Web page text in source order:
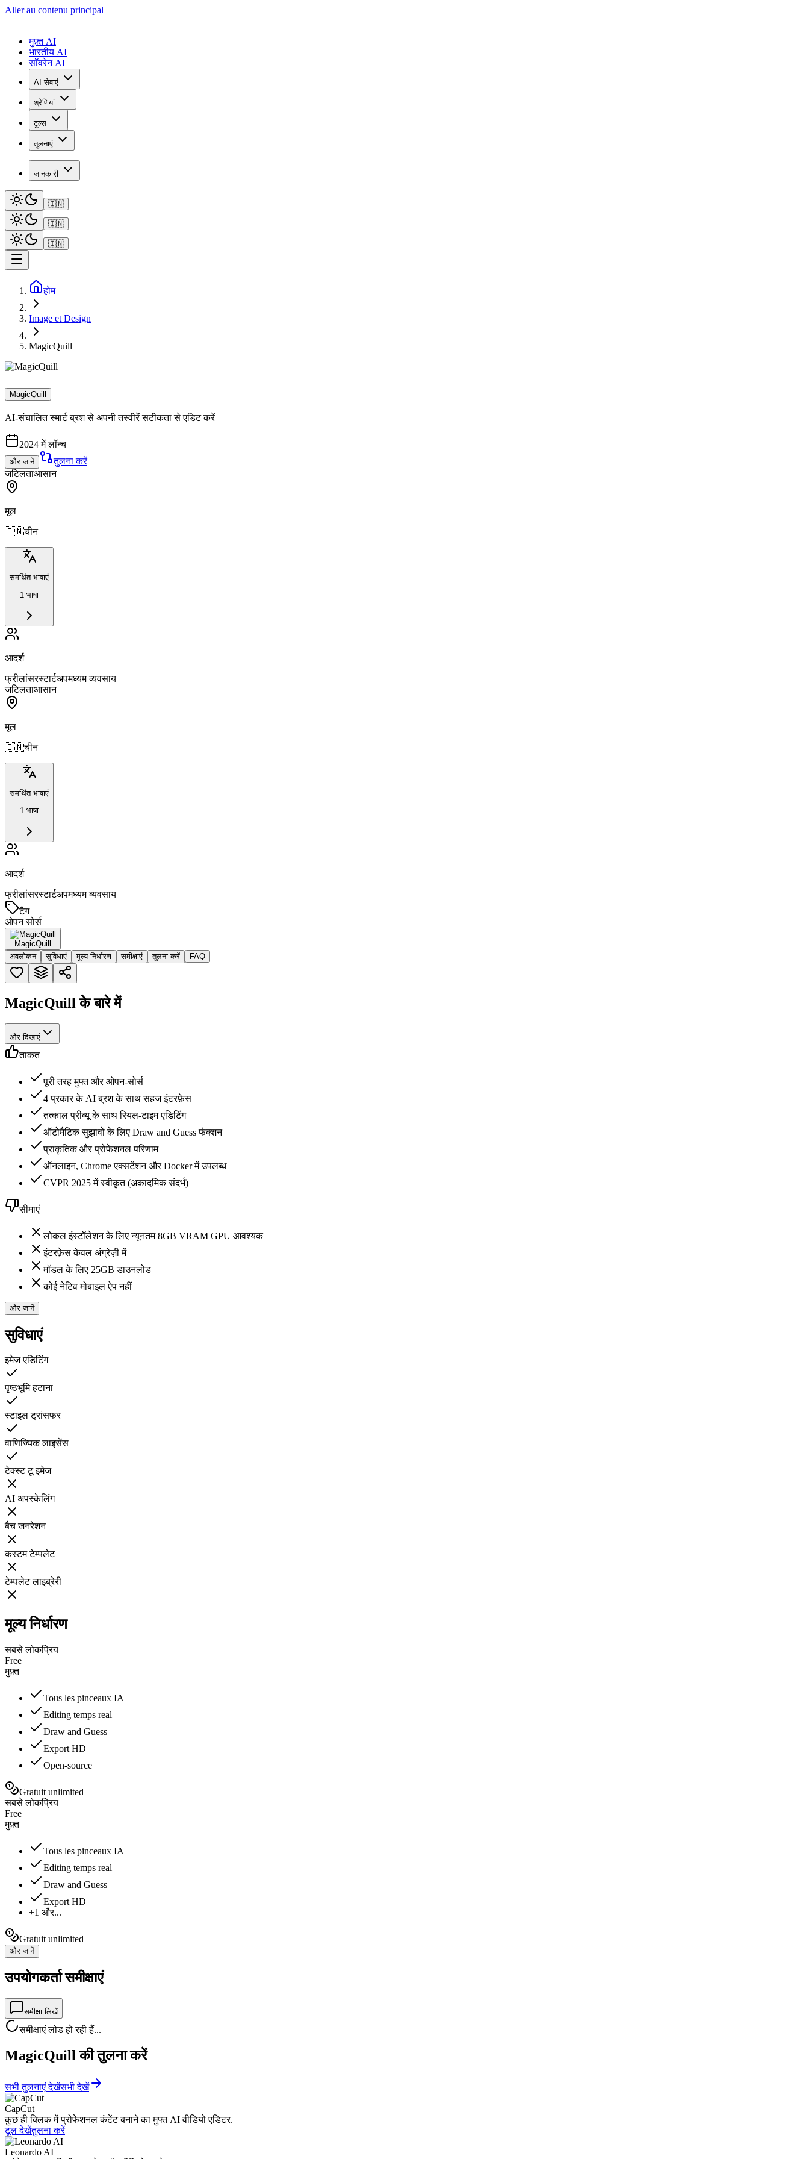
Aller au contenu principal
मुफ़्त AI
भारतीय AI
सॉवरेन AI
AI सेवाएं
श्रेणियां
टूल्स
तुलनाएं
जानकारी
🇮🇳
🇮🇳
🇮🇳
होम
Image et Design
MagicQuill
MagicQuill
AI-संचालित स्मार्ट ब्रश से अपनी तस्वीरें सटीकता से एडिट करें
2024 में लॉन्च
और जानें
तुलना करें
जटिलताआसान
मूल
🇨🇳चीन
समर्थित भाषाएं
1 भाषा
आदर्श
फ्रीलांसरस्टार्टअपमध्यम व्यवसाय
जटिलताआसान
मूल
🇨🇳चीन
समर्थित भाषाएं
1 भाषा
आदर्श
फ्रीलांसरस्टार्टअपमध्यम व्यवसाय
टैग
ओपन सोर्स
MagicQuill
अवलोकन
सुविधाएं मूल्य निर्धारण समीक्षाएं तुलना करें FAQ
MagicQuill के बारे में
और दिखाएं
ताकत
पूरी तरह मुफ्त और ओपन-सोर्स
4 प्रकार के AI ब्रश के साथ सहज इंटरफ़ेस
तत्काल प्रीव्यू के साथ रियल-टाइम एडिटिंग
ऑटोमैटिक सुझावों के लिए Draw and Guess फंक्शन
प्राकृतिक और प्रोफेशनल परिणाम
ऑनलाइन, Chrome एक्सटेंशन और Docker में उपलब्ध
CVPR 2025 में स्वीकृत (अकादमिक संदर्भ)
सीमाएं
लोकल इंस्टॉलेशन के लिए न्यूनतम 8GB VRAM GPU आवश्यक
इंटरफ़ेस केवल अंग्रेज़ी में
मॉडल के लिए 25GB डाउनलोड
कोई नेटिव मोबाइल ऐप नहीं
और जानें
सुविधाएं
इमेज एडिटिंग
पृष्ठभूमि हटाना
स्टाइल ट्रांसफर
वाणिज्यिक लाइसेंस
टेक्स्ट टू इमेज
AI अपस्केलिंग
बैच जनरेशन
कस्टम टेम्पलेट
टेम्पलेट लाइब्रेरी
मूल्य निर्धारण
सबसे लोकप्रिय
Free
मुफ़्त
Tous les pinceaux IA
Editing temps real
Draw and Guess
Export HD
Open-source
Gratuit unlimited
सबसे लोकप्रिय
Free
मुफ़्त
Tous les pinceaux IA
Editing temps real
Draw and Guess
Export HD
+1 और...
Gratuit unlimited
और जानें
उपयोगकर्ता समीक्षाएं
समीक्षा लिखें
समीक्षाएं लोड हो रही हैं...
MagicQuill की तुलना करें
सभी तुलनाएं देखेंसभी देखें
CapCut
कुछ ही क्लिक में प्रोफेशनल कंटेंट बनाने का मुफ्त AI वीडियो एडिटर.
टूल देखेंतुलना करें
Leonardo AI